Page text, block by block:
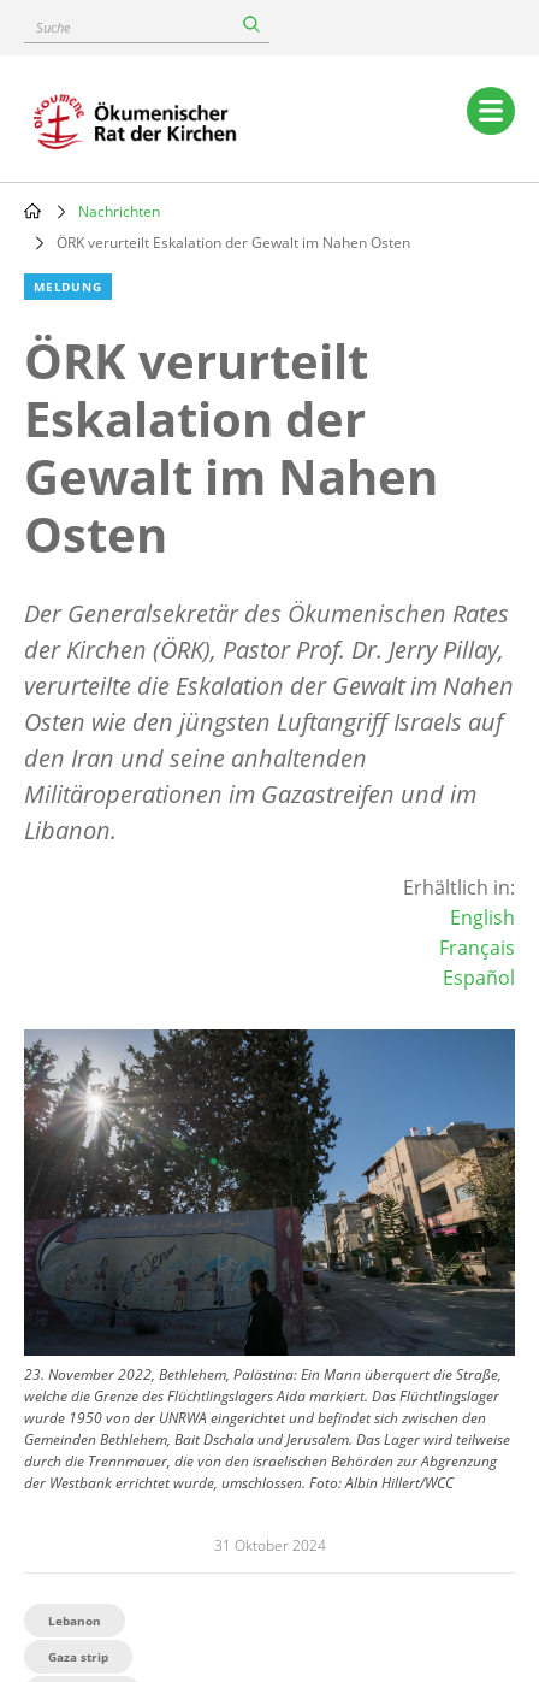
content
Suche
Main
navigation
Breadcrumb
Nachrichten
ÖRK verurteilt Eskalation der Gewalt im Nahen Osten
MELDUNG
ÖRK verurteilt
Eskalation der
Gewalt im Nahen
Osten
Der Generalsekretär des Ökumenischen Rates
der Kirchen (ÖRK), Pastor Prof. Dr. Jerry Pillay,
verurteilte die Eskalation der Gewalt im Nahen
Osten wie den jüngsten Luftangriff Israels auf
den Iran und seine anhaltenden
Militäroperationen im Gazastreifen und im
Libanon.
Erhältlich in:
English
Français
Español
Image
23. November 2022, Bethlehem, Palästina: Ein Mann überquert die Straße,
welche die Grenze des Flüchtlingslagers Aida markiert. Das Flüchtlingslager
wurde 1950 von der UNRWA eingerichtet und befindet sich zwischen den
Gemeinden Bethlehem, Bait Dschala und Jerusalem. Das Lager wird teilweise
durch die Trennmauer, die von den israelischen Behörden zur Abgrenzung
der Westbank errichtet wurde, umschlossen. Foto:Albin Hillert/WCC
31 Oktober 2024
Lebanon
Gaza strip